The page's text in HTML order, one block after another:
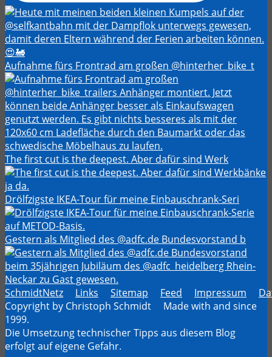
Aufnahme fürs Frontrad am großen @hinterher_bike_t
The first cut is the deepest. Aber dafür sind Werk
Drölfzigste IKEA-Tour für meine Einbauschrank-Seri
Gestern als Mitglied des @adfc.de Bundesvorstand b
SchmidtNetz Links Sitemap Feed Impressum
Copyright by Christoph Schmidt Made with and since
1999.
Die Umsetzung technischer Tipps aus diesem Blog
erfolgt auf eigene Gefahr.